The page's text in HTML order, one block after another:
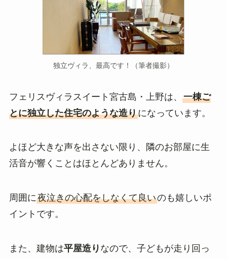
独立ヴィラ、最高です！（筆者撮影）
フェリスヴィラスイート宮古島・上野は、 一棟ご
とに独立した住宅のような造りになっています。
よほど大きな声を出さない限り、隣のお部屋に生
活音が響くことはほとんどありません。
周囲に夜泣きの心配をしなくて良いのも嬉しいポ
イントです。
また、建物は平屋造り なので、子どもが走り回っ